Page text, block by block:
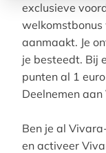
exclusieve
welkomstbonus
aanmaakt. Je
je besteedt. Bij
punten al 1
Deelnemen
Ben je al
en activeer